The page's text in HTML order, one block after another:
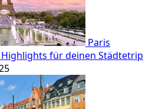
Paris
für deinen Städtetrip